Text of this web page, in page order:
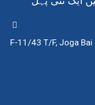
F-11/43 T/F, Joga Bai